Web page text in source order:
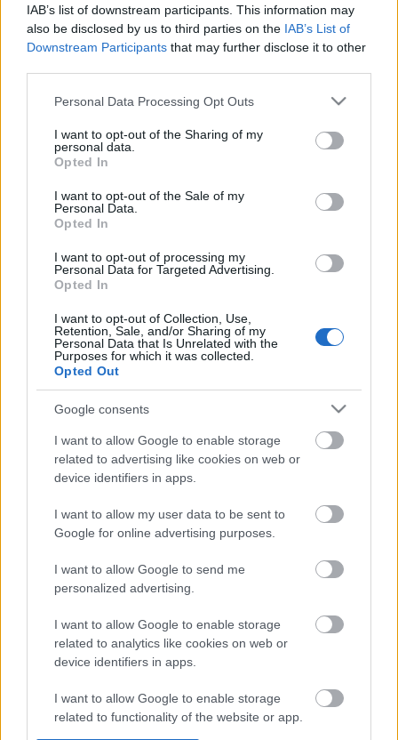
IAB’s list of downstream participants. This information may
also be disclosed by us to third parties on the IAB’s List of
Downstream Participants that may further disclose it to other
Please note that this website/app uses one or more Google
not limited to your visit or usage behaviour. You may click to
grant or deny consent to Google and its third-party tags to
use your data for below specified purposes in below Google
consent section.
Personal Data Processing Opt Outs
I want to opt-out of the Sharing of my
personal data.
Opted In
I want to opt-out of the Sale of my
Personal Data.
Opted In
I want to opt-out of processing my
Personal Data for Targeted Advertising.
Opted In
I want to opt-out of Collection, Use,
Retention, Sale, and/or Sharing of my
Personal Data that Is Unrelated with the
Purposes for which it was collected.
Opted Out
Google consents
I want to allow Google to enable storage
related to advertising like cookies on web or
device identifiers in apps.
I want to allow my user data to be sent to
Google for online advertising purposes.
I want to allow Google to send me
personalized advertising.
I want to allow Google to enable storage
related to analytics like cookies on web or
device identifiers in apps.
I want to allow Google to enable storage
related to functionality of the website or app.
A lengyel Tátra és Zakopane neve szinte
egybeolvadt. A rengeteg látnivalót és
kirándulóhelyet kínáló hegyi várost körülvevő
hegyek festői környezetet varázsolnak az
egyik legideálisabb város, ha a Tátra Nemzeti
Park felfedezésére készülünk. Legyen az egy téli
síelés (a Kasprowy Wierch és Gubalowka
sípályákon), vagy nyaralás, itt senki nem fog
unatkozni. A környék legnépszerűbb programja
nyáron a túrázás. Bár számos nehéz
túraútvonal van a Tátárába
Magazin
Főoldal
Magyarország
Ausztria
Ciprus
Görögország
Németország
Olaszország
Portugália
Románia
Magunkról
Médiaajánlat
Kapcsolat
Szabályzatok
feltételek
Adatvédelmi
szabályzat